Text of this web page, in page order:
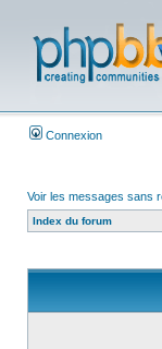
Connexion
Voir les messages sans
Index du forum